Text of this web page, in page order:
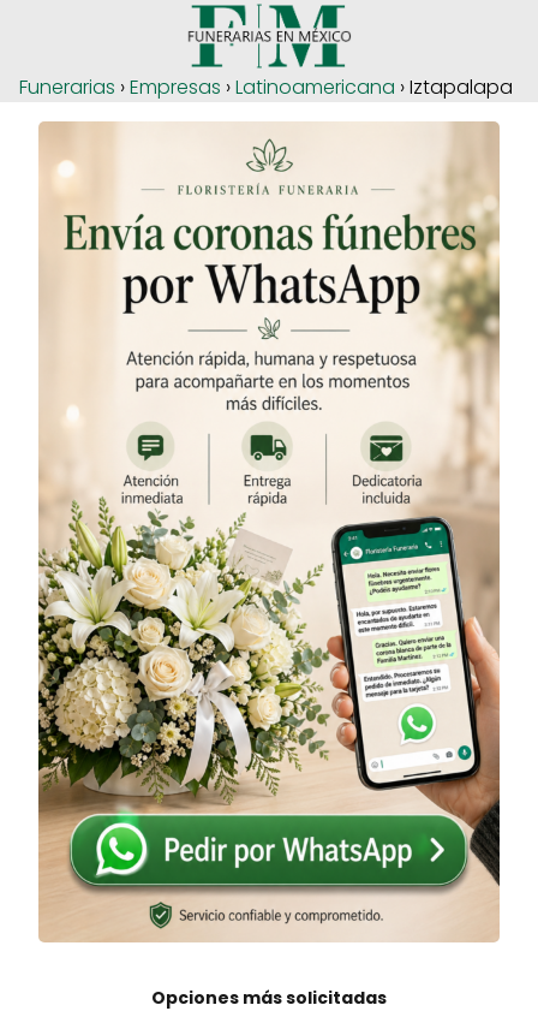
Funerarias ›Empresas ›Latinoamericana › Iztapalapa
Opciones más solicitadas